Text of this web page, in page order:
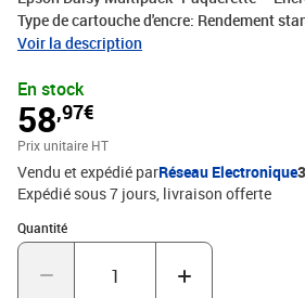
Type de cartouche d'encre: Rendement
d'alimentation: Multi pack, Quantité: 1
Voir la description
En stock
58,97€
Prix unitaire HT
Vendu et expédié parRéseau Electronique
Expédié sous 7 jours livraison offerte
Quantité
Quantité : 1